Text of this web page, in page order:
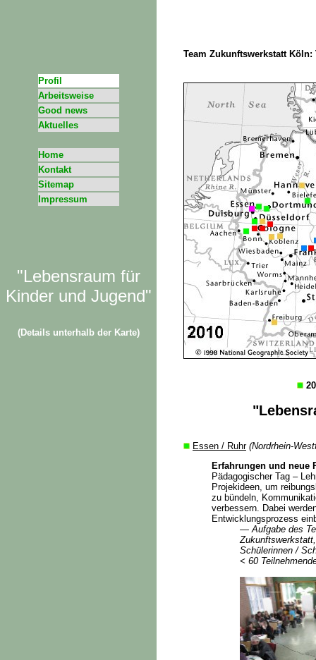
Profil
Arbeitsweise
Good news
Aktuelles
Home
Kontakt
Sitemap
Impressum
"Lebensraum für
Kinder und Jugend"
(Details unterhalb der Karte)
Team Zukunftswerkstatt Köln:
Essen / Ruhr (Nordrhein-
Erfahrungen und neue
Pädagogischer Tag –
Projekideen, um
zu bündeln,
verbessern. Dabei
Entwicklungsprozess
— Aufgabe des
Schülerinnen /
< 60